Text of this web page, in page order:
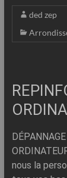
ded zep
nous la